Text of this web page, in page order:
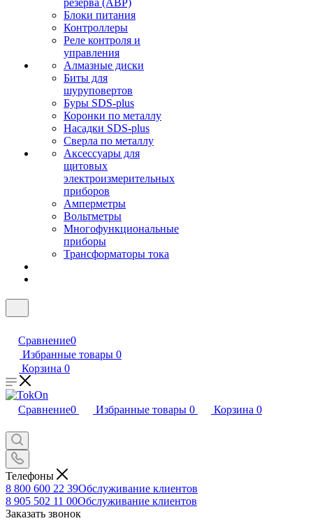
резерва (АВР)
Блоки питания
Контроллеры
Реле контроля и
управления
Алмазные диски
Биты для
шуруповертов
Буры SDS-plus
Коронки по металлу
Насадки SDS-plus
Сверла по металлу
Аксессуары для
щитовых
электроизмерительных
приборов
Амперметры
Вольтметры
Многофункциональные
приборы
Трансформаторы тока
Сравнение0
Избранные товары 0
Корзина 0
Сравнение0 Избранные товары 0 Корзина 0
Телефоны
8 800 600 22 39Обслуживание клиентов
8 905 502 11 00Обслуживание клиентов
Заказать звонок